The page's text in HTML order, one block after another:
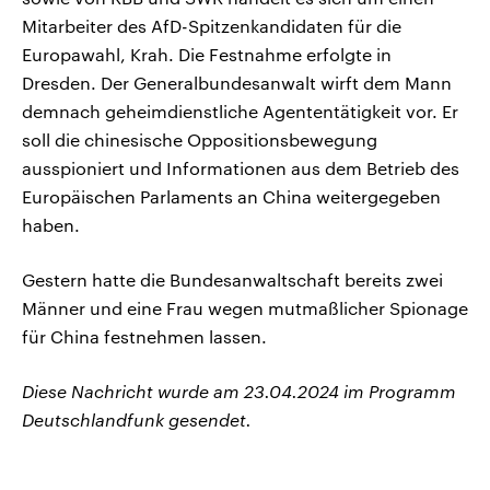
Mitarbeiter des AfD-Spitzenkandidaten für die
Europawahl, Krah. Die Festnahme erfolgte in
Dresden. Der Generalbundesanwalt wirft dem Mann
demnach geheimdienstliche Agententätigkeit vor. Er
soll die chinesische Oppositionsbewegung
ausspioniert und Informationen aus dem Betrieb des
Europäischen Parlaments an China weitergegeben
haben.
Gestern hatte die Bundesanwaltschaft bereits zwei
Männer und eine Frau wegen mutmaßlicher Spionage
für China festnehmen lassen.
Diese Nachricht wurde am 23.04.2024 im Programm
Deutschlandfunk gesendet.